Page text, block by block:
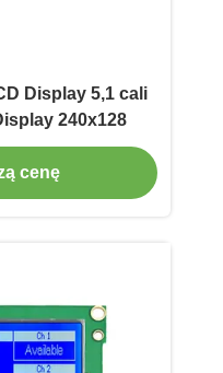
Display 5,1 cali
240x128
cenę